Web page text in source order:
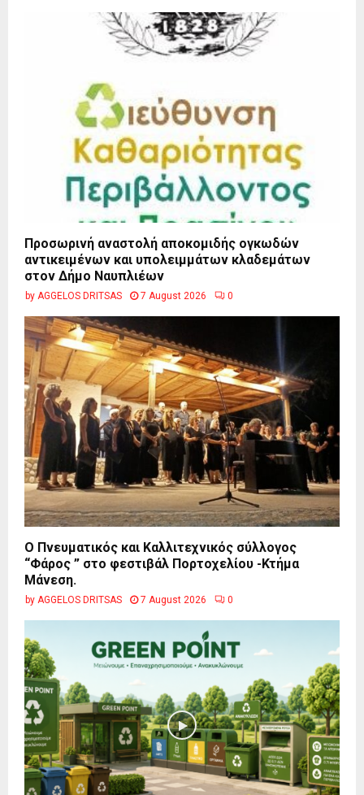
Προσωρινή αναστολή αποκομιδής ογκωδών
αντικειμένων και υπολειμμάτων κλαδεμάτων
στον Δήμο Ναυπλιέων
by AGGELOS DRITSAS 7 August 2026 0
Ο Πνευματικός και Καλλιτεχνικός σύλλογος
“Φάρος ” στο φεστιβάλ Πορτοχελίου -Κτήμα
Μάνεση.
by AGGELOS DRITSAS 7 August 2026 0